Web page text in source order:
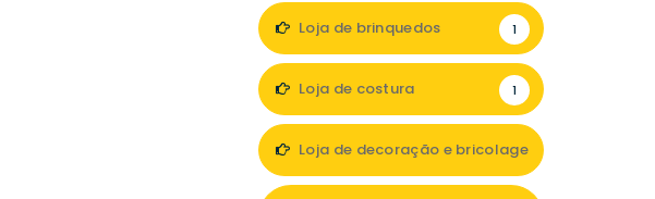
Loja de brinquedos 1
Loja de costura 1
Loja de decoração e bricolage